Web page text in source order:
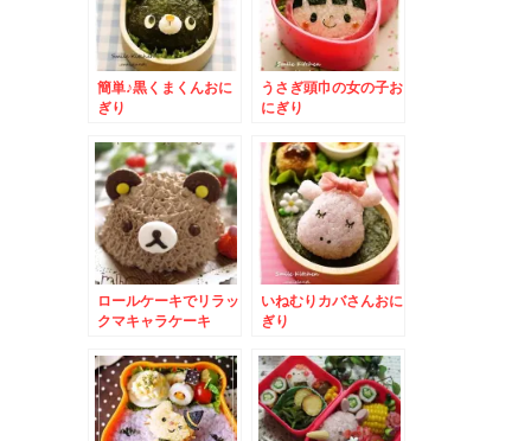
簡単♪黒くまくんおに
ぎり
うさぎ頭巾の女の子お
にぎり
ロールケーキでリラッ
クマキャラケーキ
いねむりカバさんおに
ぎり